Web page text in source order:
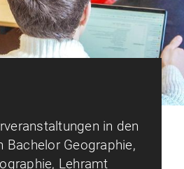
in den
Bachelor Geographie,
Lehramt